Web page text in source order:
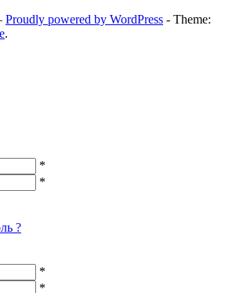
Proudly powered by WordPress - Theme:
.
*
*
?
*
*